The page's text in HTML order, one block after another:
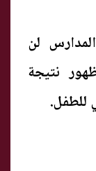
لن
نتيجة
للطفل.